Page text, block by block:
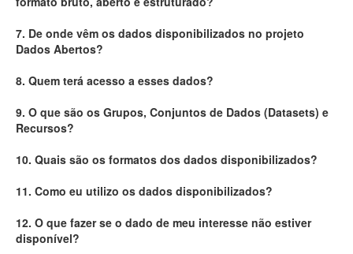
Perguntas frequentes
Contato
7. De onde vêm os dados disponibilizados no projeto
Dados Abertos?
8. Quem terá acesso a esses dados?
9. O que são os Grupos, Conjuntos de Dados (Datasets) e
Recursos?
10. Quais são os formatos dos dados disponibilizados?
11. Como eu utilizo os dados disponibilizados?
12. O que fazer se o dado de meu interesse não estiver
disponível?